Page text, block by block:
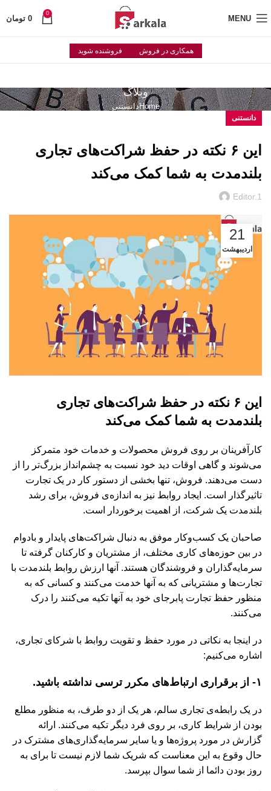
MENU
0
0 تومان
همکاری در فروش فروشنده شوید
وبلاگ
Homeدانستنی
دانستنی
این ۶ نکته در حفظ شراکت‌های تجاری
بلندمدت به شما کمک می‌کند
Editor.1
21
اردیبهشت
این ۶ نکته در حفظ شراکت‌های تجاری
بلندمدت به شما کمک می‌کند
کارآفرینان بر روی فروش محصولات و خدمات خود متمرکز
می‌شوند و گاهی اوقات دید خود نسبت به چشم‌انداز بزرگ‌تر را از
دست می‌دهند. فروش، تنها بخشی از دستور کار در یک تجارت
تاثیرگذار است. ایجاد روابط نیز به اندازه‌ی فروش، برای رشد
بلندمدت یک شرکت، از اهمیت برخوردار است.
صاحبان یک کسب‌وکار موفق به دنبال شراکت‌های پایدار و بادوام
در بین حوزه‌های کاری مختلف، از مشتریان و کارکنان گرفته تا
سرمایه‌گذاران و فروشندگان هستند. آنها ارزش روابط بلندمدت با
تجارت‌ها و مشتریانی که به آنها خدمت می‌کنند و کسانی که به
منظور حفظ تجارت پابرجای خود به آنها تکیه می‌کنند را درک
می‌کنند.
در اینجا به نکاتی در مورد حفظ و تقویت روابط با شرکای تجاری،
اشاره می‌کنیم:
۱- از برقراری ارتباط‌های مکرر ترسی نداشته باشید.
در یک رابطه‌ی تجاری سالم، هر یک از دو طرف، به منظور مطلع
بودن از شرایط کاری، بر روی فرد دیگر تکیه می‌کنند. ارائه
گزارش در مورد پروژه‌ها و یا سایر سرمایه‌گذاری‌های مشترک در
حال وقوع به این معناست که شریک شما لازم نیست تا برای به
روز بودن دائما از شما سوال بپرسد.